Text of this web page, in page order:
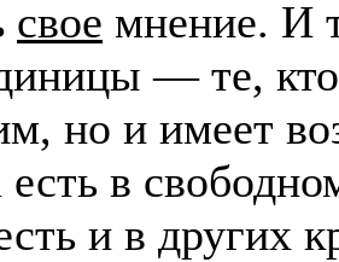
свое мнение. И
— те,
но и имеет
есть в
и в других